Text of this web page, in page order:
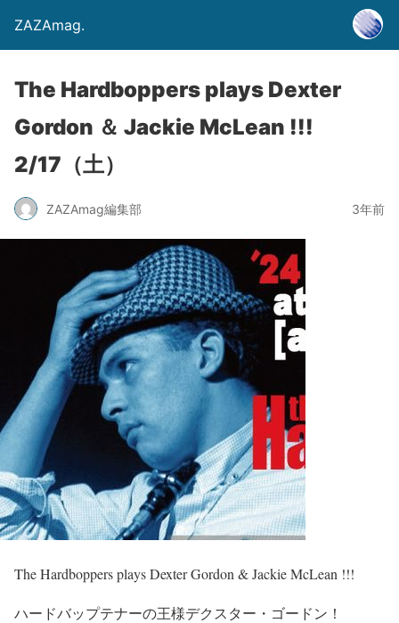
ZAZAmag.
The Hardboppers plays Dexter
Gordon ＆ Jackie McLean !!!
2/17（土）
ZAZAmag編集部 3年前
The Hardboppers plays Dexter Gordon & Jackie McLean !!!
ハードバップテナーの王様デクスター・ゴードン！